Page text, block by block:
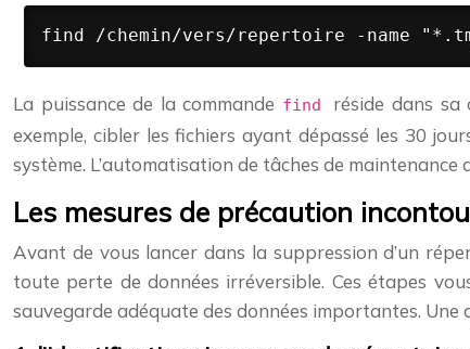
find /chemin/vers/repertoire -name
La puissance de la commande find réside dans
exemple, cibler les fichiers ayant dépassé les 30
système. L’automatisation de tâches de maintenance
Les mesures de précaution
Avant de vous lancer dans la suppression d’un
toute perte de données irréversible. Ces étapes
sauvegarde adéquate des données importantes.